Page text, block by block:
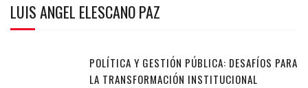
LUIS ANGEL ELESCANO PAZ
POLÍTICA Y GESTIÓN PÚBLICA: DESAFÍOS PARA
LA TRANSFORMACIÓN INSTITUCIONAL